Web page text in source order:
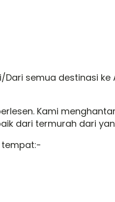
Dari semua destinasi
Kami
dari termurah dari
tempat:-